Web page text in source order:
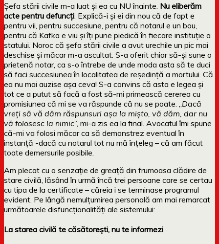
Șefa stării civile m-a luat și ea cu NU înainte. Nu eliberăm
acte pentru defuncți . Explică-i și ei din nou că de fapt e
pentru vii, pentru succesiune, pentru că notarul e un bou,
pentru că Kafka e viu și îți pune piedică în fiecare instituție a
statului. Noroc că șefa stării civile a avut urechile un pic mai
deschise și măcar m-a ascultat. S-a oferit chiar să-și sune o
prietenă notar, ca s-o întrebe de unde moda asta să te duci
să faci succesiunea în localitatea de reședință a mortului. Că
ea nu mai auzise așa ceva! S-a convins că asta e legea și
tot ce a putut să facă a fost să-mi primească cererea cu
promisiunea că mi se va răspunde că nu se poate. „ Dacă
vreți să vă dăm răspunsuri așa la mișto, vă dăm, dar nu
vă folosesc la nimic”, mi-a zis ea la final. Avocatul îmi spune
că-mi va folosi măcar ca să demonstrez eventual în
instanță -dacă cu notarul tot nu mă înțeleg – că am făcut
toate demersurile posibile.
Am plecat cu o senzație de greață din frumoasa clădire de
stare civilă, lăsând în urmă încă trei persoane care se certau
cu tipa de la certificate – căreia i se terminase programul
evident. Pe lângă nemulțumirea personală am mai remarcat
următoarele disfuncționalități ale sistemului:
La starea civilă te căsătorești, nu te informezi